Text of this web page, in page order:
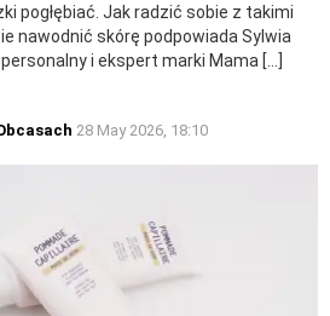
pogłębiać. Jak radzić sobie z takimi
nawodnić skórę podpowiada Sylwia
i ekspert marki Mama […]
28 May 2026, 18:10